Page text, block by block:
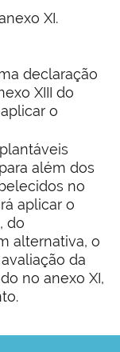
XI.
declaração
XIII do
o
além dos
no
aplicar o
do
alternativa, o
da
no anexo XI,